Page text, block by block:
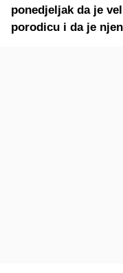
ponedjeljak da je
porodicu i da je